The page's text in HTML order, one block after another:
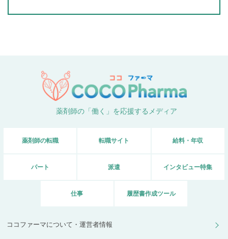
薬剤師の「働く」を応援するメディア
薬剤師の転職 転職サイト 給料・年収
パート 派遣 インタビュー特集
仕事 履歴書作成ツール
ココファーマについて・運営者情報